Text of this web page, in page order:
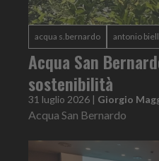
acqua s.bernardo antonio
Acqua San
sostenibilità
31 luglio 2026 | Giorgio
Acqua San Bernardo